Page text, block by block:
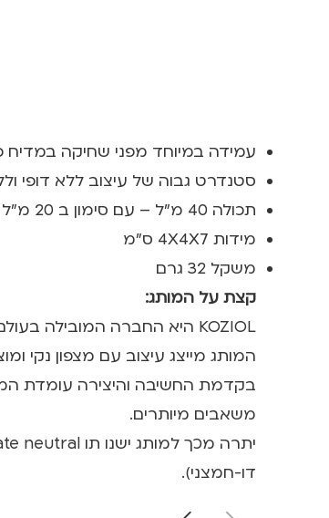
עמידה במיוחד מפני שחיקה במדיח
סטנדרט גבוה של עיצוב ללא דופי
תכולה 40 מ"ל – עם סימון ב 20 מ"ל לחצי מנה
מידות 4X4X7 ס"מ
משקל 32 גרם
קצת על המותג:
KOZIOL היא החברה המובילה בעולם בייצור מוצרים ברי קיימא ללא זיהום סביבתי ומיחזור של 100% מהמוצרים.
המותג מייצג עיצוב עם מצפון נקי
משאבים מיותרים.
דו-חמצני).